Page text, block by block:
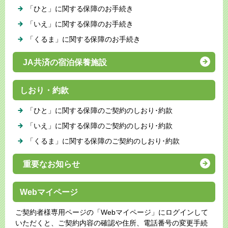
「ひと」に関する保障のお手続き
「いえ」に関する保障のお手続き
「くるま」に関する保障のお手続き
JA共済の宿泊保養施設
しおり・約款
「ひと」に関する保障のご契約のしおり･約款
「いえ」に関する保障のご契約のしおり･約款
「くるま」に関する保障のご契約のしおり･約款
重要なお知らせ
Webマイページ
ご契約者様専用ページの「Webマイページ」にログインして
いただくと、ご契約内容の確認や住所、電話番号の変更手続